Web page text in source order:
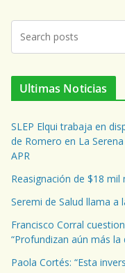
Ultimas Noticias
SLEP Elqui trabaja en
de Romero en La
APR
Reasignación de $18 mil
Seremi de Salud llama a
Francisco Corral
“Profundizan aún más la
Paola Cortés: “Esta